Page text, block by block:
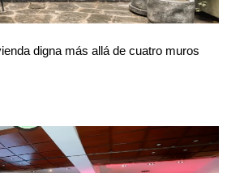
digna más allá de cuatro muros